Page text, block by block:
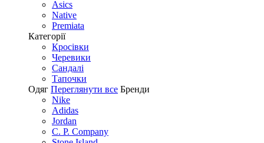
Asics
Native
Premiata
Категорії
Кросівки
Черевики
Сандалі
Tапочки
Одяг Переглянути все Бренди
Nike
Adidas
Jordan
C. P. Company